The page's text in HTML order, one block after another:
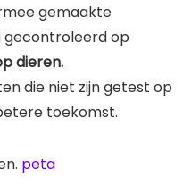
gemaakte
gecontroleerd op
dieren.
die niet zijn getest op
toekomst.
peta